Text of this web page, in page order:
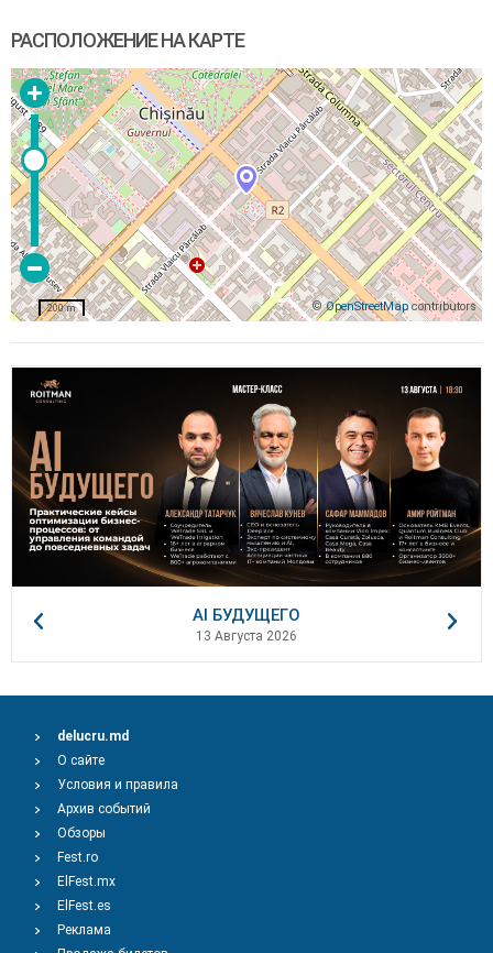
РАСПОЛОЖЕНИЕ НА КАРТЕ
©OpenStreetMapcontributors
200 m
AI БУДУЩЕГО
13 Августа 2026
delucru.md
О сайте
Условия и правила
Архив событий
Обзоры
Fest.ro
ElFest.mx
ElFest.es
Реклама